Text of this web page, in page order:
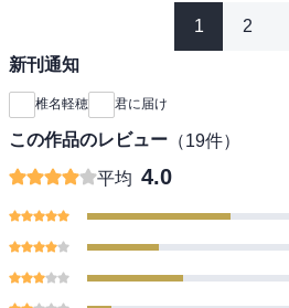
1 2
新刊通知
椎名軽穂 君に届け
この作品のレビュー （19件）
平均 4.0